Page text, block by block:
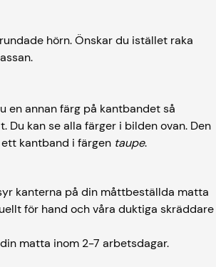
hörn. Önskar du istället raka
en annan färg på kantbandet så
Du kan se alla färger i bilden ovan. Den
kantband i färgen taupe.
kanterna på din måttbeställda matta
för hand och våra duktiga skräddare
matta inom 2-7 arbetsdagar.